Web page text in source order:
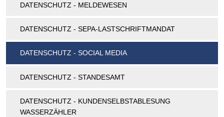
DATENSCHUTZ - MELDEWESEN
DATENSCHUTZ - SEPA-LASTSCHRIFTMANDAT
DATENSCHUTZ - SOCIAL MEDIA
DATENSCHUTZ - STANDESAMT
DATENSCHUTZ - KUNDENSELBSTABLESUNG
WASSERZÄHLER